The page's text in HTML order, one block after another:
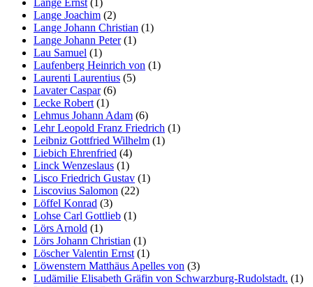
Lange Joachim (2)
Lange Johann Christian (1)
Lange Johann Peter(1)
Lau Samuel (1)
Laufenberg Heinrich von (1)
Laurenti Laurentius (5)
Lavater Caspar(6)
Lecke Robert (1)
Lehmus Johann Adam (6)
Lehr Leopold Franz Friedrich (1)
Leibniz Gottfried Wilhelm (1)
Liebich Ehrenfried (4)
Linck Wenzeslaus (1)
Lisco Friedrich Gustav (1)
Liscovius Salomon (22)
Löffel Konrad (3)
Lohse Carl Gottlieb (1)
Lörs Arnold (1)
Lörs Johann Christian (1)
Löscher Valentin Ernst (1)
Löwenstern Matthäus Apelles von (3)
Ludämilie Elisabeth Gräfin von Schwarzburg-Rudolstadt. (1)